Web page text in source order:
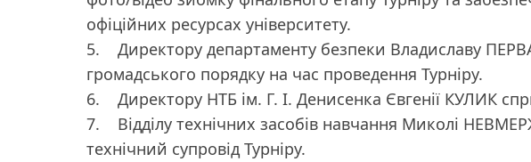
офіційних ресурсах університету.
5. Директору департаменту безпеки Владиславу
громадського порядку на час проведення Турніру.
6. Директору НТБ ім. Г. І. Денисенка Євгенії КУЛИК
7. Відділу технічних засобів навчання Миколі
технічний супровід Турніру.